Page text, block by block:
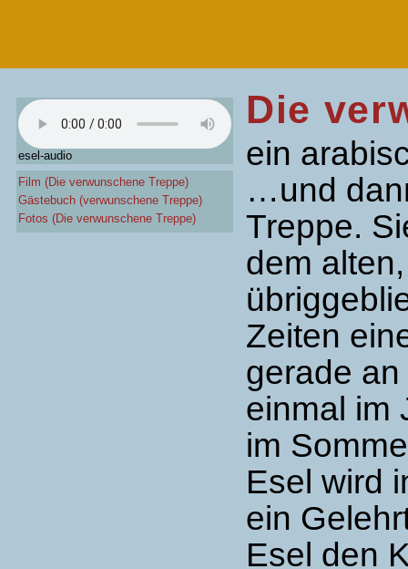
esel-audio
Film (Die verwunschene Treppe)
Gästebuch (verwunschene Treppe)
Fotos (Die verwunschene Treppe)
Die
ein
…und
Treppe.
dem
Zeiten
gerade
einmal im
im
Esel wird
ein
Esel den